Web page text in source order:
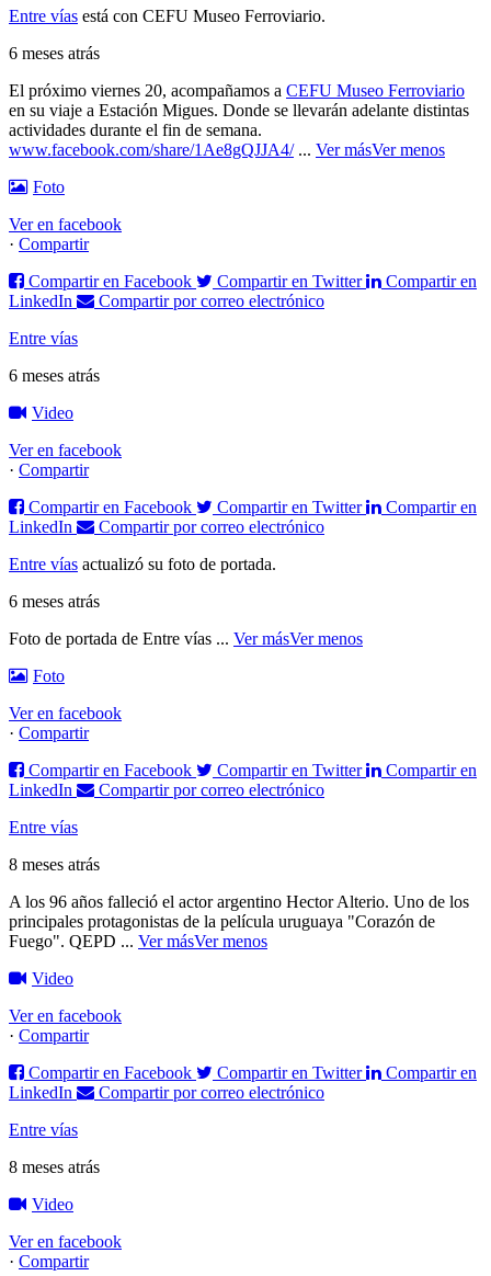
Entre vías está con CEFU Museo Ferroviario.
6 meses atrás
El próximo viernes 20, acompañamos a CEFU Museo Ferroviario
en su viaje a Estación Migues. Donde se llevarán adelante distintas
actividades durante el fin de semana.
www.facebook.com/share/1Ae8gQJJA4/ ... Ver másVer menos
Foto
Ver en facebook
· Compartir
Compartir en Facebook
Compartir en Twitter
Compartir en
LinkedIn
Compartir por correo electrónico
Entre vías
6 meses atrás
Video
Ver en facebook
· Compartir
Compartir en Facebook
Compartir en Twitter
Compartir en
LinkedIn
Compartir por correo electrónico
Entre vías actualizó su foto de portada.
6 meses atrás
Foto de portada de Entre vías ... Ver másVer menos
Foto
Ver en facebook
· Compartir
Compartir en Facebook
Compartir en Twitter
Compartir en
LinkedIn
Compartir por correo electrónico
Entre vías
8 meses atrás
A los 96 años falleció el actor argentino Hector Alterio. Uno de los
principales protagonistas de la película uruguaya "Corazón de
Fuego". QEPD ... Ver másVer menos
Video
Ver en facebook
· Compartir
Compartir en Facebook
Compartir en Twitter
Compartir en
LinkedIn
Compartir por correo electrónico
Entre vías
8 meses atrás
Video
Ver en facebook
· Compartir